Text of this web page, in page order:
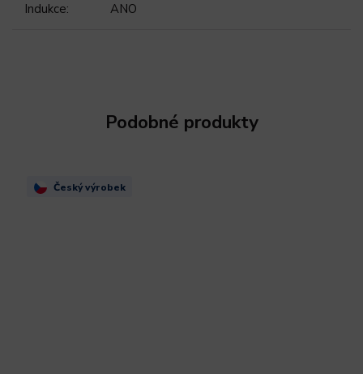
Indukce: ANO
Podobné produkty
Český výrobek